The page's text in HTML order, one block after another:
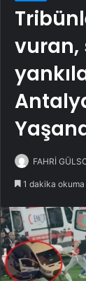
vuran,
FAHRİ
1 dakika okuma